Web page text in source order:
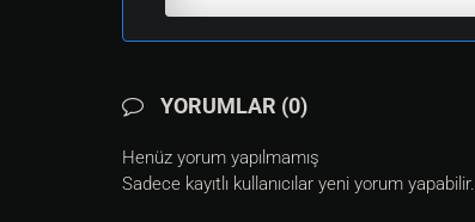
YORUMLAR (0)
Henüz yorum yapılmamış
Sadece kayıtlı kullanıcılar yeni yorum yapabilir.